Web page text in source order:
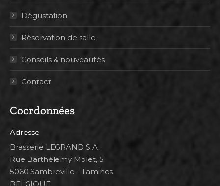
Dégustation
Réservation de salle
Conseils & nouveautés
Contact
Coordonnées
Adresse
Brasserie LEGRAND S.A.
Rue Barthélemy Molet, 5
5060 Sambreville - Tamines
BELGIQUE